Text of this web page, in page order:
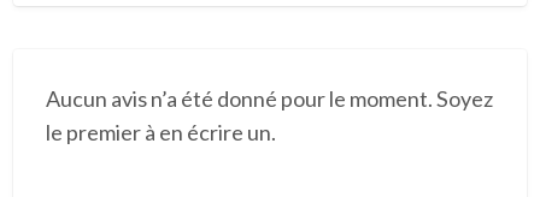
Aucun avis n’a été donné pour le moment. Soyez
le premier à en écrire un.